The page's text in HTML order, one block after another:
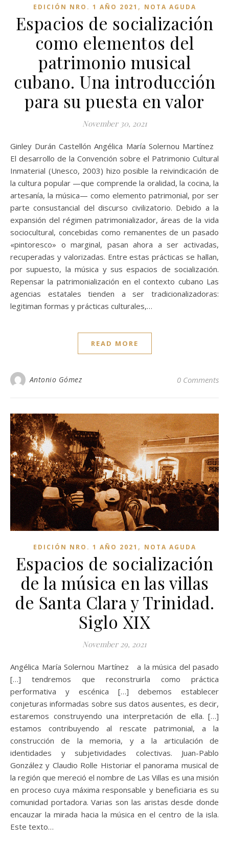
EDICIÓN NRO. 1 AÑO 2021 , NOTA AGUDA
Espacios de socialización
como elementos del
patrimonio musical
cubano. Una introducción
para su puesta en valor
November 30, 2021
Ginley Durán Castellón Angélica María Solernou Martínez
El desarrollo de la Convención sobre el Patrimonio Cultural
Inmaterial (Unesco, 2003) hizo posible la reivindicación de
la cultura popular —que comprende la oralidad, la cocina, la
artesanía, la música— como elemento patrimonial, por ser
parte consustancial del discurso civilizatorio. Debido a la
expansión del régimen patrimonializador, áreas de la vida
sociocultural, concebidas como remanentes de un pasado
«pintoresco» o marginal, pasan ahora a ser activadas,
recuperadas y valorizadas. Entre estas prácticas se hallan,
por supuesto, la música y sus espacios de socialización.
Repensar la patrimonialización en el contexto cubano Las
agencias estatales tienden a ser tradicionalizadoras:
legitiman formas y prácticas culturales,…
READ MORE
Antonio Gómez 0 Comments
EDICIÓN NRO. 1 AÑO 2021 , NOTA AGUDA
Espacios de socialización
de la música en las villas
de Santa Clara y Trinidad.
Siglo XIX
November 29, 2021
Angélica María Solernou Martínez a la música del pasado
[…] tendremos que reconstruirla como práctica
performativa y escénica […] debemos establecer
conjeturas informadas sobre sus datos ausentes, es decir,
estaremos construyendo una interpretación de ella. […]
estamos contribuyendo al rescate patrimonial, a la
construcción de la memoria, y a la articulación de
identidades y subjetividades colectivas. Juan-Pablo
González y Claudio Rolle Historiar el panorama musical de
la región que mereció el nombre de Las Villas es una misión
en proceso cuya máxima responsable y beneficiaria es su
comunidad portadora. Varias son las aristas desde donde
encauzar la mirada hacia la música en el centro de la isla.
Este texto…